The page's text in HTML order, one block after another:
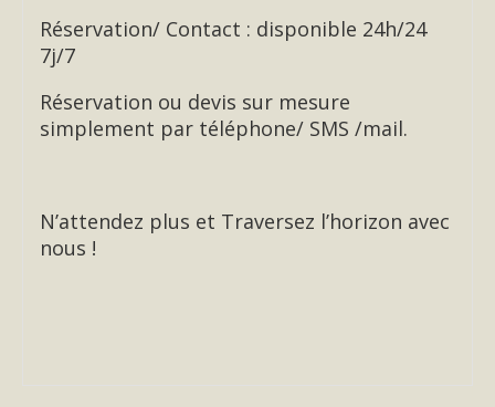
Réservation/ Contact : disponible 24h/24
7j/7
Réservation ou devis sur mesure
simplement par téléphone/ SMS /mail.
N’attendez plus et Traversez l’horizon avec
nous !